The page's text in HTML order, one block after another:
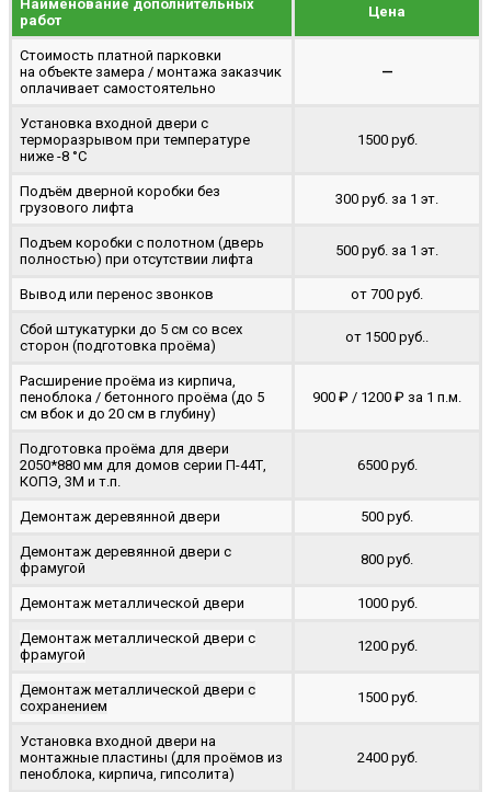
Наименование дополнительных
работ
Цена
Стоимость платной парковки
на объекте замера / монтажа заказчик
оплачивает самостоятельно
—
Установка входной двери с
терморазрывом при температуре
ниже -8 °C
1500 руб.
Подъём дверной коробки без
грузового лифта
300 руб. за 1 эт.
Подъем коробки с полотном (дверь
полностью) при отсутствии лифта
500 руб. за 1 эт.
Вывод или перенос звонков от 700 руб.
Сбой штукатурки до 5 см со всех
сторон (подготовка проёма)
от 1500 руб..
Расширение проёма из кирпича,
пеноблока / бетонного проёма (до 5
cм вбок и до 20 см в глубину)
900 ₽ / 1200 ₽ за 1 п.м.
Подготовка проёма для двери
2050*880 мм для домов серии П-44Т,
КОПЭ, 3М и т.п.
6500 руб.
Демонтаж деревянной двери 500 руб.
Демонтаж деревянной двери с
фрамугой
800 руб.
Демонтаж металлической двери 1000 руб.
Демонтаж металлической двери с
фрамугой
1200 руб.
Демонтаж металлической двери с
сохранением
1500 руб.
Установка входной двери на
монтажные пластины (для проёмов из
пеноблока, кирпича, гипсолита)
2400 руб.